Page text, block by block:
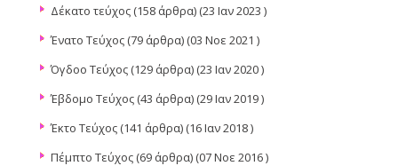
Δέκατο τεύχος (158 άρθρα) (23 Ιαν 2023 )
Ένατο Τεύχος (79 άρθρα) (03 Νοε 2021 )
Όγδοο Τεύχος (129 άρθρα) (23 Ιαν 2020 )
Έβδομο Τεύχος (43 άρθρα) (29 Ιαν 2019 )
Έκτο Τεύχος (141 άρθρα) (16 Ιαν 2018 )
Πέμπτο Τεύχος (69 άρθρα) (07 Νοε 2016 )